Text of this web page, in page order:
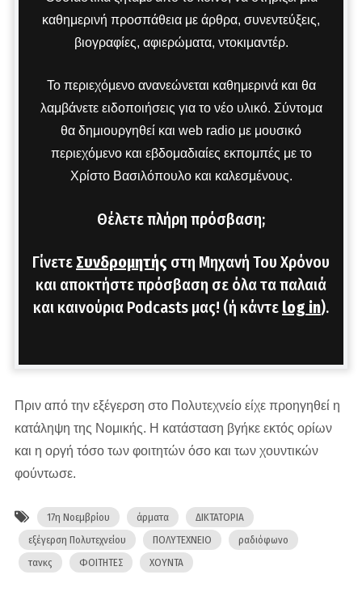
καθημερινή προσπάθεια με άρθρα, συνεντεύξεις,
βιογραφίες, αφιερώματα, ντοκιμαντέρ.
Το περιεχόμενο ανανεώνεται καθημερινά και θα
λαμβάνετε ειδοποιήσεις για το νέο υλικό. Σύντομα
θα δημιουργηθεί και web radio με μουσικό
περιεχόμενο και εβδομαδιαίες εκπομπές με το
Χρίστο Βασιλόπουλο και καλεσμένους.
Θέλετε πλήρη πρόσβαση;
Γίνετε Συνδρομητής στη Μηχανή Του Χρόνου
και αποκτήστε πρόσβαση σε όλα τα παλαιά
και καινούρια Podcasts μας! (ή κάντε log in).
Πριν από την εξέγερση στο Πολυτεχνείο είχε προηγηθεί η
κατάληψη της Νομικής. Η κατάσταση βγήκε εκτός ορίων
και η οργή τόσο των φοιτητών όσο και των χουντικών
φούντωσε.
17η Νοεμβρίου άρματα
ΔΙΚΤΑΤΟΡΙΑ
εξέγερση Πολυτεχνείου
ΠΟΛΥΤΕΧΝΕΙΟ
ραδιόφωνο
τανκς
ΦΟΙΤΗΤΕΣ ΧΟΥΝΤΑ